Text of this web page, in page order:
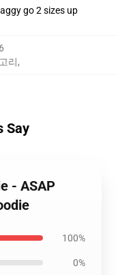
go 2 sizes up
리,
Say
- ASAP
100%
0%